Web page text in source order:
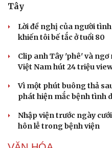
Tây
Lời đề nghị của người
khiến tôi bế tắc ở tuổi 80
Clip anh Tây 'phê' và
Việt Nam hút 24 triệu
Vì một phút buông thả
phát hiện mắc bệnh tình
Nhập viện trước ngày
hôn lễ trong bệnh viện